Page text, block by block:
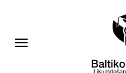
Toggle